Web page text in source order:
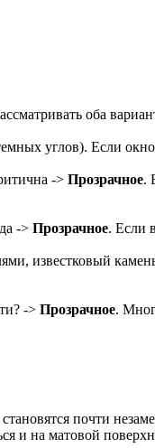
оба
углов). Если
-> Прозрачное.
-> Прозрачное. Если
известковый
-> Прозрачное.
почти
и на матовой